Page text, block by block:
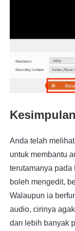
Kesimpulan
Anda telah
untuk membantu
terutamanya
boleh mengedit,
Walaupun ia
audio, cirinya
dan lebih banyak